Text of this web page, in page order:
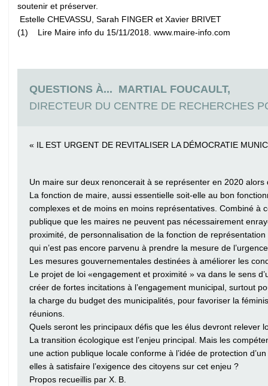
soutenir et préserver.
Estelle CHEVASSU, Sarah FINGER et Xavier BRIVET
(1) Lire Maire info du 15/11/2018. www.maire-info.com
QUESTIONS À... MARTIAL FOUCAULT,
DIRECTEUR DU CENTRE DE RECHERCHES
« IL EST URGENT DE REVITALISER LA DÉMOCRATIE
Un maire sur deux renoncerait à se représenter en 2020
La fonction de maire, aussi essentielle soit-elle au bon
complexes et de moins en moins représentatives. Combiné à
publique que les maires ne peuvent pas nécessairement
proximité, de personnalisation de la fonction de
qui n’est pas encore parvenu à prendre la mesure de
Les mesures gouvernementales destinées à améliorer les
Le projet de loi «engagement et proximité » va dans le sens
créer de fortes incitations à l’engagement municipal, surtout
la charge du budget des municipalités, pour favoriser la
réunions.
Quels seront les principaux défis que les élus devront relever
La transition écologique est l’enjeu principal. Mais les
une action publique locale conforme à l’idée de protection
elles à satisfaire l’exigence des citoyens sur cet enjeu ?
Propos recueillis par X. B.